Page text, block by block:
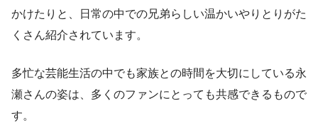
かけたりと、日常の中での兄弟らしい温かいやりとりがた
くさん紹介されています。
多忙な芸能生活の中でも家族との時間を大切にしている永
瀬さんの姿は、多くのファンにとっても共感できるもので
す。